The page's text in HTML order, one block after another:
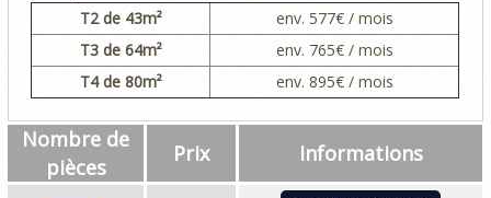
T2de 43m² env. 577€ / mois
T3 de 64m² env. 765€ / mois
T4de 80m² env. 895€ / mois
Nombre de
pièces
Prix Informations